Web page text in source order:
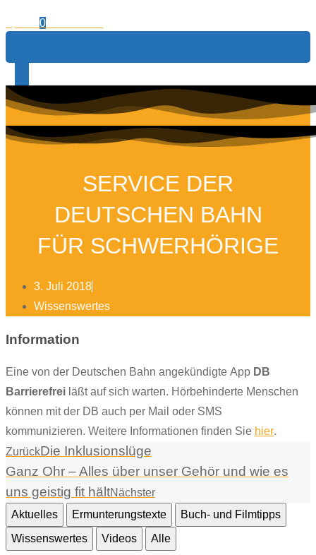
0
SERVICE DER
DEUTSCHEN BAHN
FÜR SCHWERHÖRIGE
3. Juli 2018
Wissenswertes
Information
Eine von der Deutschen Bahn angekündigte App DB
Barrierefrei läßt auf sich warten. Hörbehinderte Menschen
können mit der DB auch per Mail oder SMS
kommunizieren. Weitere Informationen finden Sie hier.
ZurückDie Inklusionslüge
Ganz Ohr – Alles über unser Gehör und wie es
uns geistig fit hältNächster
Aktuelles
Ermunterungstexte
Buch- und Filmtipps
Wissenswertes
Videos
Alle